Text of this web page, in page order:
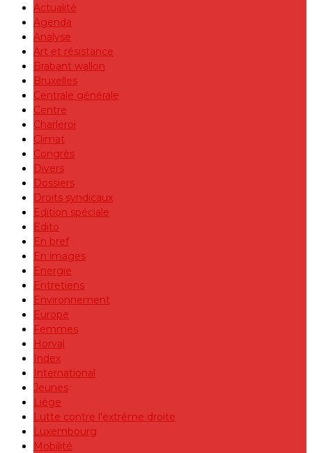
Actualité
Agenda
Analyse
Art et résistance
Brabant wallon
Bruxelles
Centrale générale
Centre
Charleroi
Climat
Congrès
Divers
Dossiers
Droits syndicaux
Edition spéciale
Edito
En bref
En images
Energie
Entretiens
Environnement
Europe
Femmes
Horval
Index
International
Jeunes
Liège
Lutte contre l'extrême droite
Luxembourg
Mobilité